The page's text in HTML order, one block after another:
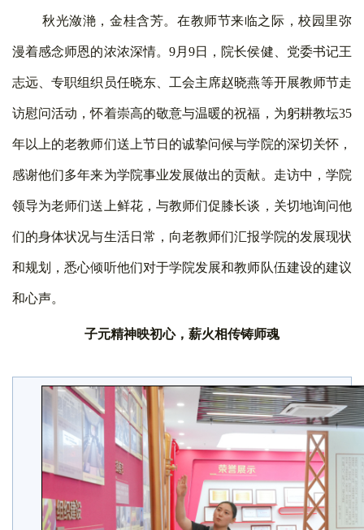
秋光潋滟，金桂含芳。在教师节来临之际，校园里弥
漫着感念师恩的浓浓深情。 9月9日，院长侯健、党委书记王
志远、专职组织员任晓东、工会主席赵晓燕等开展教师节走
访慰问活动，怀着崇高的敬意与温暖的祝福，为躬耕教坛35
年以上的老教师们送上节日的诚挚问候与学院的深切关怀，
感谢他们多年来为学院事业发展做出的贡献。走访中，学院
领导为老师们送上鲜花，与教师们促膝长谈，关切地询问他
们的身体状况与生活日常，向老教师们汇报学院的发展现状
和规划，悉心倾听他们对于学院发展和教师队伍建设的建议
和心声。
子元精神映初心，薪火相传铸师魂